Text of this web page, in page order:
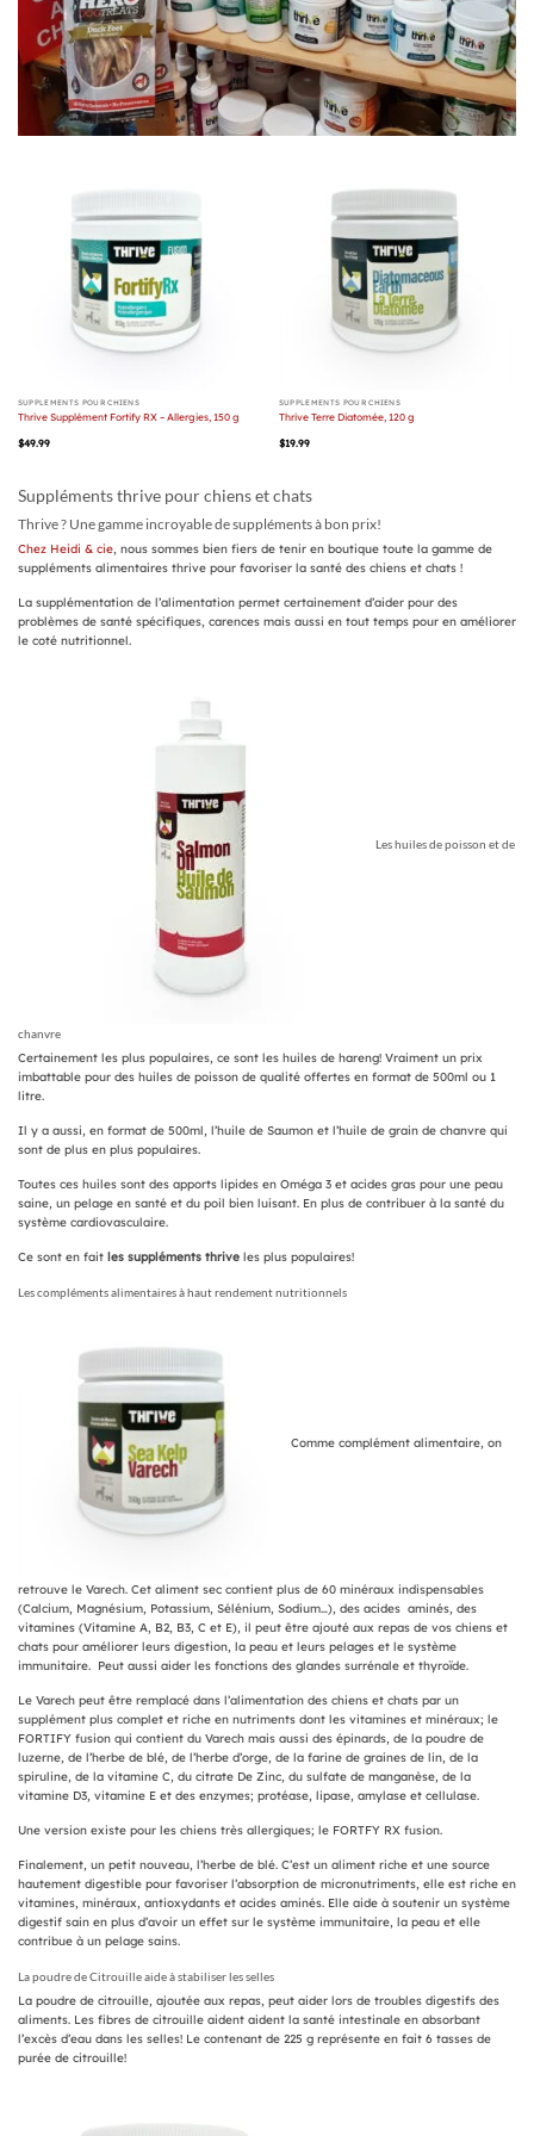
SUPPLÉMENTS POUR CHIENS
Thrive Supplément Fortify RX – Allergies, 150 g
$49.99
SUPPLÉMENTS POUR CHIENS
Thrive Terre Diatomée, 120 g
$19.99
Suppléments thrive pour chiens et chats
Thrive ? Une gamme incroyable de suppléments à bon prix!
Chez Heidi & cie, nous sommes bien fiers de tenir en boutique toute la gamme de
suppléments alimentaires thrive pour favoriser la santé des chiens et chats !
La supplémentation de l’alimentation permet certainement d’aider pour des
problèmes de santé spécifiques, carences mais aussi en tout temps pour en améliorer
le coté nutritionnel.
Les huiles de poisson et de
chanvre
Certainement les plus populaires, ce sont les huiles de hareng! Vraiment un prix
imbattable pour des huiles de poisson de qualité offertes en format de 500ml ou 1
litre.
Il y a aussi, en format de 500ml, l’huile de Saumon et l’huile de grain de chanvre qui
sont de plus en plus populaires.
Toutes ces huiles sont des apports lipides en Oméga 3 et acides gras pour une peau
saine, un pelage en santé et du poil bien luisant. En plus de contribuer à la santé du
système cardiovasculaire.
Ce sont en fait les suppléments thrive les plus populaires!
Les compléments alimentaires à haut rendement nutritionnels
Comme complément alimentaire, on
retrouve le Varech. Cet aliment sec contient plus de 60 minéraux indispensables
(Calcium, Magnésium, Potassium, Sélénium, Sodium…), des acides aminés, des
vitamines (Vitamine A, B2, B3, C et E), il peut être ajouté aux repas de vos chiens et
chats pour améliorer leurs digestion, la peau et leurs pelages et le système
immunitaire. Peut aussi aider les fonctions des glandes surrénale et thyroïde.
Le Varech peut être remplacé dans l’alimentation des chiens et chats par un
supplément plus complet et riche en nutriments dont les vitamines et minéraux; le
FORTIFY fusion qui contient du Varech mais aussi des épinards, de la poudre de
luzerne, de l’herbe de blé, de l’herbe d’orge, de la farine de graines de lin, de la
spiruline, de la vitamine C, du citrate De Zinc, du sulfate de manganèse, de la
vitamine D3, vitamine E et des enzymes; protéase, lipase, amylase et cellulase.
Une version existe pour les chiens très allergiques; le FORTFY RX fusion.
Finalement, un petit nouveau, l’herbe de blé. C’est un aliment riche et une source
hautement digestible pour favoriser l’absorption de micronutriments, elle est riche en
vitamines, minéraux, antioxydants et acides aminés. Elle aide à soutenir un système
digestif sain en plus d’avoir un effet sur le système immunitaire, la peau et elle
contribue à un pelage sains.
La poudre de Citrouille aide à stabiliser les selles
La poudre de citrouille, ajoutée aux repas, peut aider lors de troubles digestifs des
aliments. Les fibres de citrouille aident aident la santé intestinale en absorbant
l’excès d’eau dans les selles! Le contenant de 225 g représente en fait 6 tasses de
purée de citrouille!